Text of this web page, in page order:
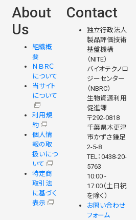
About
Us
組織概
要
ＮＢＲＣ
について
当サイト
について
利用規
約
個人情
報の取
扱いにつ
いて
特定商
取引法
に基づく
表示
Contact
独立行政法人
製品評価技術
基盤機構
（NITE）
バイオテクノロ
ジーセンター
（NBRC）
生物資源利用
促進課
〒292-0818
千葉県木更津
市かずさ鎌足
2-5-8
TEL：0438-20-
5763
10:00 -
17:00（土日祝
を除く）
お問い合わせ
フォーム